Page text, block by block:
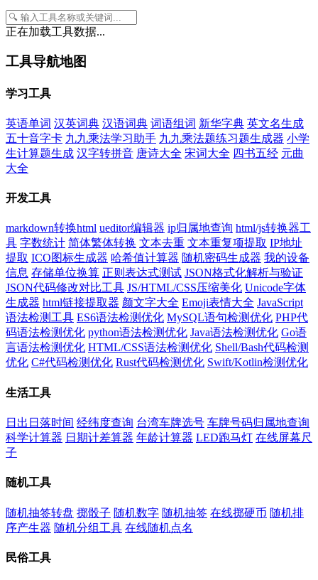
正在加载工具数据...
工具导航地图
学习工具
英语单词 汉英词典 汉语词典 词语组词 新华字典 英文名生成
五十音字卡 九九乘法学习助手 九九乘法题练习题生成器 小学
生计算题生成 汉字转拼音 唐诗大全 宋词大全 四书五经 元曲
大全
开发工具
markdown转换html ueditor编辑器 ip归属地查询 html/js转换器工
具 字数统计 简体繁体转换 文本去重 文本重复项提取 IP地址
提取 ICO图标生成器 哈希值计算器 随机密码生成器 我的设备
信息 存储单位换算 正则表达式测试 JSON格式化解析与验证
JSON代码修改对比工具 JS/HTML/CSS压缩美化 Unicode字体
生成器 html链接提取器 颜文字大全 Emoji表情大全 JavaScript
语法检测工具 ES6语法检测优化 MySQL语句检测优化 PHP代
码语法检测优化 python语法检测优化 Java语法检测优化 Go语
言语法检测优化 HTML/CSS语法检测优化 Shell/Bash代码检测
优化 C#代码检测优化 Rust代码检测优化 Swift/Kotlin检测优化
生活工具
日出日落时间 经纬度查询 台湾车牌选号 车牌号码归属地查询
科学计算器 日期计差算器 年龄计算器 LED跑马灯 在线屏幕尺
子
随机工具
随机抽签转盘 掷骰子 随机数字 随机抽签 在线掷硬币 随机排
序产生器 随机分组工具 在线随机点名
民俗工具